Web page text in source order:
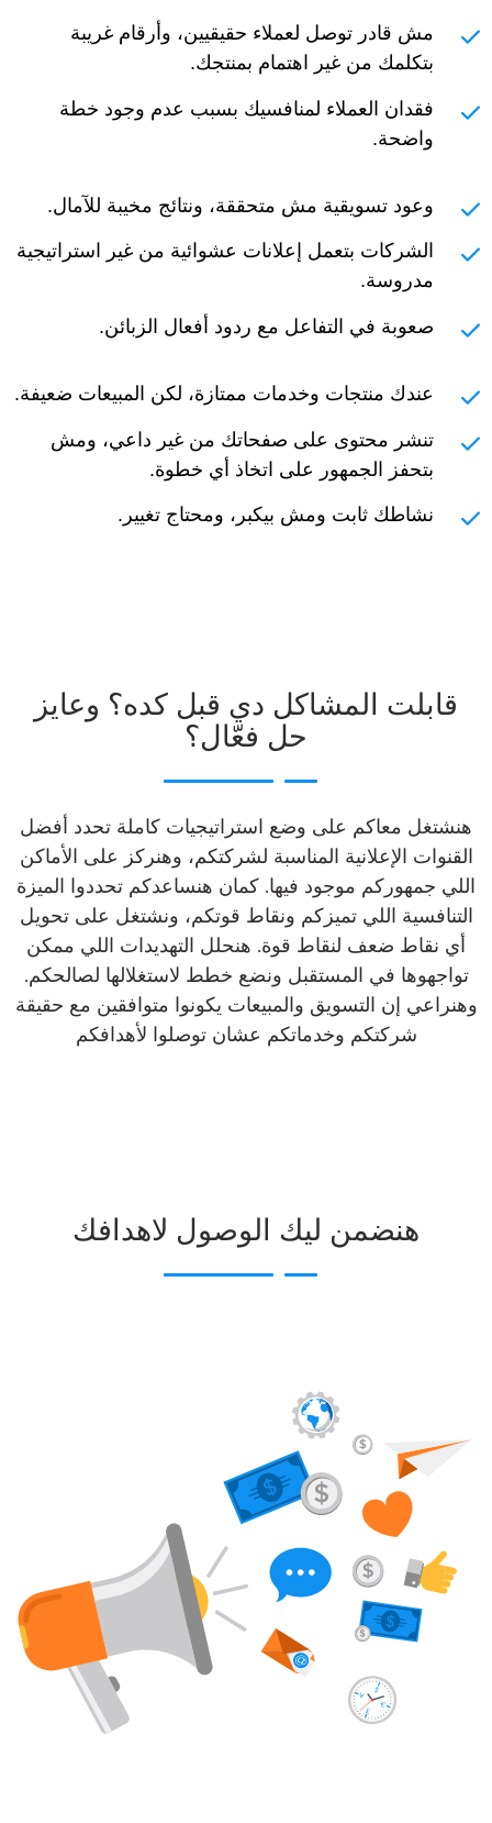
مش قادر توصل لعملاء حقيقيين، وأرقام غريبة
بتكلمك من غير اهتمام بمنتجك.
فقدان العملاء لمنافسيك بسبب عدم وجود خطة
واضحة.
وعود تسويقية مش متحققة، ونتائج مخيبة للآمال.
الشركات بتعمل إعلانات عشوائية من غير استراتيجية
مدروسة.
صعوبة في التفاعل مع ردود أفعال الزبائن.
عندك منتجات وخدمات ممتازة، لكن المبيعات ضعيفة.
تنشر محتوى على صفحاتك من غير داعي، ومش
بتحفز الجمهور على اتخاذ أي خطوة.
نشاطك ثابت ومش بيكبر، ومحتاج تغيير.
قابلت المشاكل دي قبل كده؟ وعايز
حل فعّال؟
هنشتغل معاكم على وضع استراتيجيات كاملة تحدد أفضل
القنوات الإعلانية المناسبة لشركتكم، وهنركز على الأماكن
اللي جمهوركم موجود فيها. كمان هنساعدكم تحددوا الميزة
التنافسية اللي تميزكم ونقاط قوتكم، ونشتغل على تحويل
أي نقاط ضعف لنقاط قوة. هنحلل التهديدات اللي ممكن
تواجهوها في المستقبل ونضع خطط لاستغلالها لصالحكم.
وهنراعي إن التسويق والمبيعات يكونوا متوافقين مع حقيقة
شركتكم وخدماتكم عشان توصلوا لأهدافكم
هنضمن ليك الوصول لاهدافك